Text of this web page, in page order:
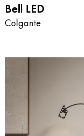
Bell LED
Colgante